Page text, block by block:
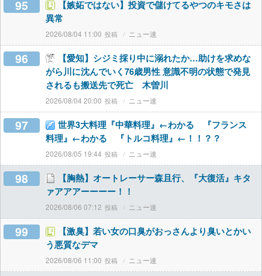
95
【嫉妬ではない】投資で儲けてるやつのキモさは
異常
2026/08/04 11:00 ニュー速
96
【愛知】シジミ採り中に溺れたか…助けを求めな
がら川に沈んでいく76歳男性 意識不明の状態で発見
されるも搬送先で死亡 木曽川
2026/08/04 20:00 ニュー速
97
世界3大料理『中華料理』←わかる 『フランス
料理』←わかる 『トルコ料理』←！！？？
2026/08/05 19:44 ニュー速
98
【胸熱】オートレーサー森且行、『大復活』キタ
ァアアアーーーー！！
2026/08/06 07:12 ニュー速
99
【激臭】若い女の口臭がおっさんより臭いとかい
う悪質なデマ
2026/08/06 11:00 ニュー速